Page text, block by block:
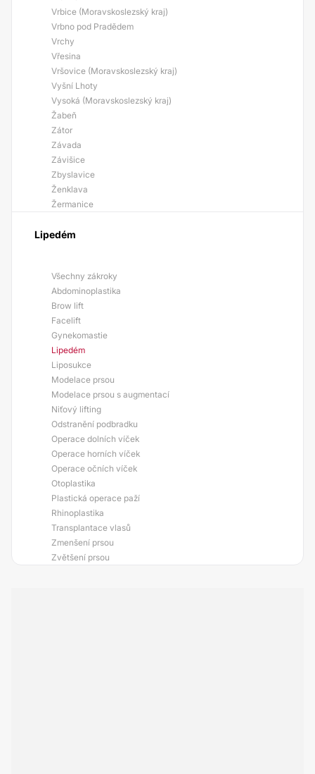
Vrbice (Moravskoslezský kraj)
Vrbno pod Pradědem
Vrchy
Vřesina
Vršovice (Moravskoslezský kraj)
Vyšní Lhoty
Vysoká (Moravskoslezský kraj)
Žabeň
Zátor
Závada
Závišice
Zbyslavice
Ženklava
Žermanice
Lipedém
Všechny zákroky
Abdominoplastika
Brow lift
Facelift
Gynekomastie
Lipedém
Liposukce
Modelace prsou
Modelace prsou s augmentací
Niťový lifting
Odstranění podbradku
Operace dolních víček
Operace horních víček
Operace očních víček
Otoplastika
Plastická operace paží
Rhinoplastika
Transplantace vlasů
Zmenšení prsou
Zvětšení prsou